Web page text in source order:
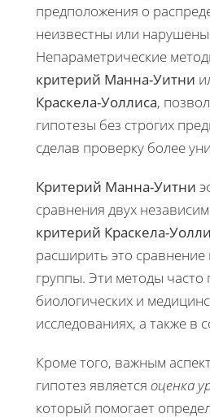
предположения о
неизвестны или
Непараметрические
критерий Манна-Уитни
Краскела-Уоллиса,
гипотезы без строгих
сделав проверку более
Критерий Манна-Уитни
сравнения двух
критерий Краскела-
расширить это
группы. Эти методы
биологических и
исследованиях, а также в
Кроме того, важным
гипотез является оценка
который помогает